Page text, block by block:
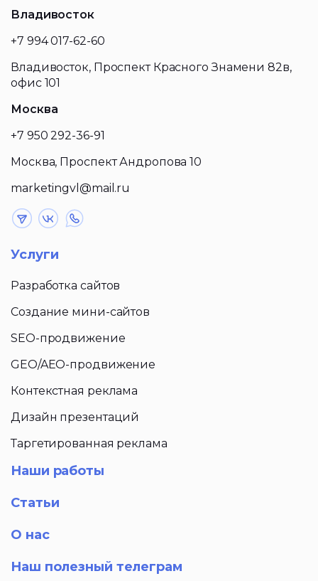
Владивосток
+7 994 017-62-60
Владивосток, Проспект Красного Знамени 82в,
офис 101
Москва
+7 950 292-36-91
Москва, Проспект Андропова 10
marketingvl@mail.ru
Услуги
Разработка сайтов
Создание мини-сайтов
SEO-продвижение
GEO/AEO-продвижение
Контекстная реклама
Дизайн презентаций
Таргетированная реклама
Наши работы
Статьи
О нас
Наш полезный телеграм